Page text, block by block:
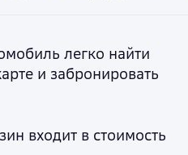
легко найти
и забронировать
входит в стоимость